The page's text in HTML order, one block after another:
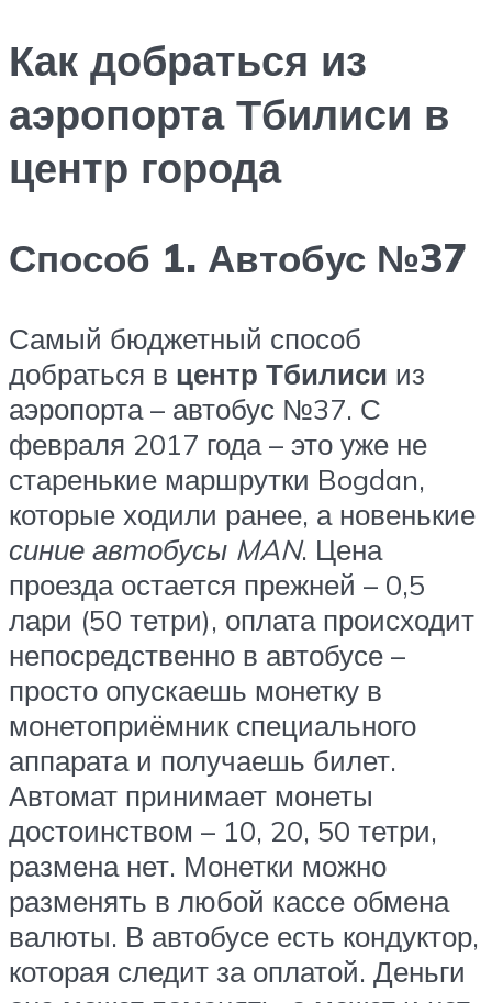
Как добраться из
аэропорта Тбилиси в
центр города
Способ 1. Автобус №37
Самый бюджетный способ
добраться в центр Тбилиси из
аэропорта – автобус №37. С
февраля 2017 года – это уже не
старенькие маршрутки Bogdan,
которые ходили ранее, а новенькие
синие автобусы MAN. Цена
проезда остается прежней – 0,5
лари (50 тетри), оплата происходит
непосредственно в автобусе –
просто опускаешь монетку в
монетоприёмник специального
аппарата и получаешь билет.
Автомат принимает монеты
достоинством – 10, 20, 50 тетри,
размена нет. Монетки можно
разменять в любой кассе обмена
валюты. В автобусе есть кондуктор,
которая следит за оплатой. Деньги